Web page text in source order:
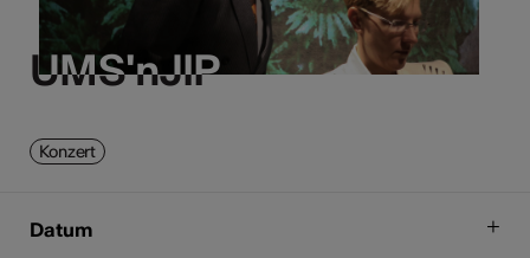
UMS'nJIP
UMS'nJIP
Konzert
Datum